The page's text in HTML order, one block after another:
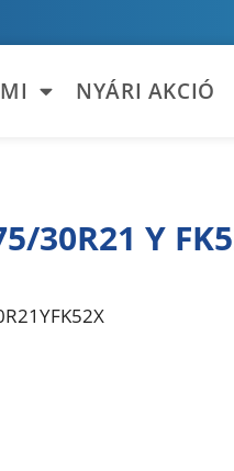
NYÁRI AKCIÓ
30R21 Y